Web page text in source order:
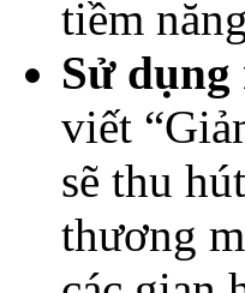
tiềm
Sử dụng
viết
sẽ thu
thương